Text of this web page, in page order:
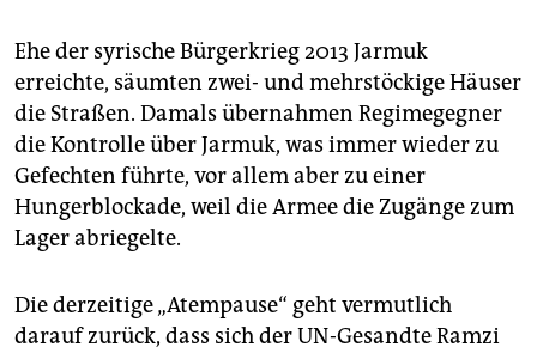
Ehe der syrische Bürgerkrieg 2013 Jarmuk
erreichte, säumten zwei- und mehrstöckige Häuser
die Straßen. Damals übernahmen Regimegegner
die Kontrolle über Jarmuk, was immer wieder zu
Gefechten führte, vor allem aber zu einer
Hungerblockade, weil die Armee die Zugänge zum
Lager abriegelte.
Die derzeitige „Atempause“ geht vermutlich
darauf zurück, dass sich der UN-Gesandte Ramzi